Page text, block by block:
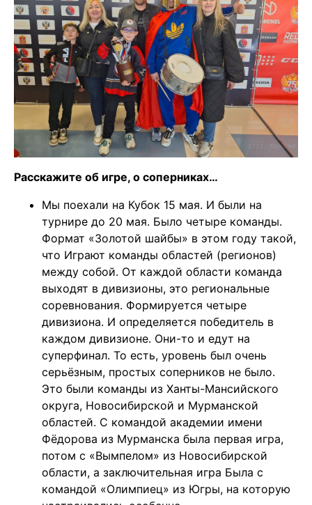
Расскажите об игре, о соперниках…
Мы поехали на Кубок 15 мая. И были на
турнире до 20 мая. Было четыре команды.
Формат «Золотой шайбы» в этом году такой,
что Играют команды областей (регионов)
между собой. От каждой области команда
выходят в дивизионы, это региональные
соревнования. Формируется четыре
дивизиона. И определяется победитель в
каждом дивизионе. Они-то и едут на
суперфинал. То есть, уровень был очень
серьёзным, простых соперников не было.
Это были команды из Ханты-Мансийского
округа, Новосибирской и Мурманской
областей. С командой академии имени
Фёдорова из Мурманска была первая игра,
потом с «Вымпелом» из Новосибирской
области, а заключительная игра Была с
командой «Олимпиец» из Югры, на которую